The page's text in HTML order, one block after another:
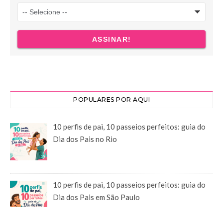
POPULARES POR AQUI
10 perfis de pai, 10 passeios perfeitos: guia do
Dia dos Pais no Rio
10 perfis de pai, 10 passeios perfeitos: guia do
Dia dos Pais em São Paulo